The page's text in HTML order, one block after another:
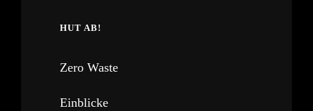
HUT AB!
Zero Waste
Einblicke